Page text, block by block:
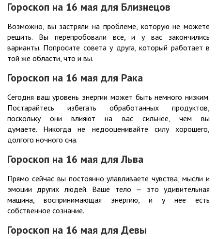
Гороскоп на 16 мая для Близнецов
Возможно, вы застряли на проблеме, которую не можете
решить. Вы перепробовали все, и у вас закончились
варианты. Попросите совета у друга, который работает в
той же области, что и вы.
Гороскоп на 16 мая для Рака
Сегодня ваш уровень энергии может быть немного низким.
Постарайтесь избегать обработанных продуктов,
поскольку они влияют на вас сильнее, чем вы
думаете. Никогда не недооценивайте силу хорошего,
долгого ночного сна.
Гороскоп на 16 мая для Льва
Прямо сейчас вы постоянно улавливаете чувства, мысли и
эмоции других людей. Ваше тело — это удивительная
машина, воспринимающая энергию, и у нее есть
собственное сознание.
Гороскоп на 16 мая для Девы